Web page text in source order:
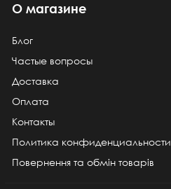
О магазине
Блог
Частые вопросы
Доставка
Оплата
Контакты
Политика конфиденциальности
Повернення та обмін товарів